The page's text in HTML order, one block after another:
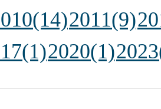
2011(9)
2020(1)